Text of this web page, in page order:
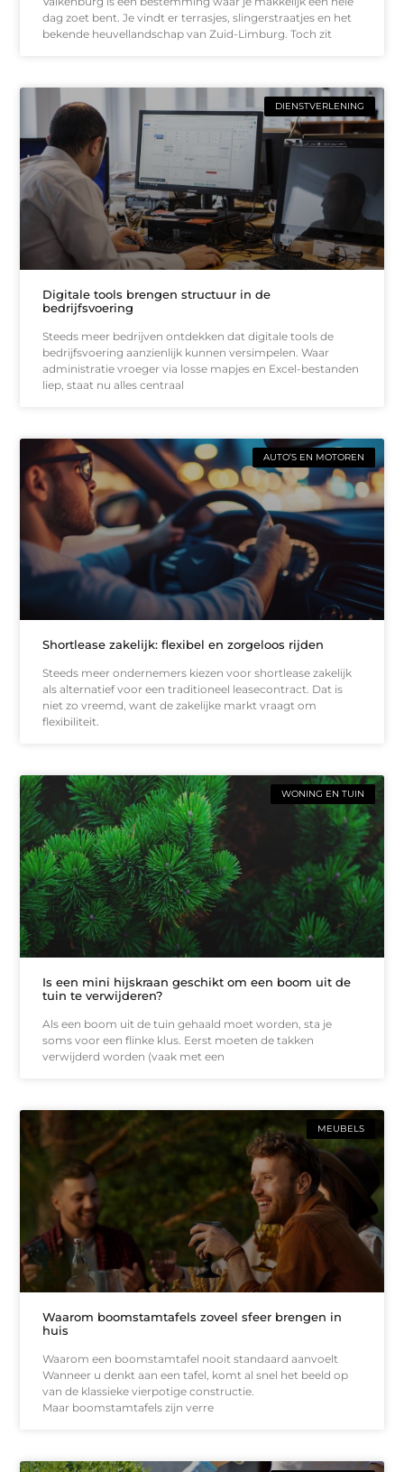
dag zoet bent. Je vindt er terrasjes, slingerstraatjes en het
bekende heuvellandschap van Zuid-Limburg. Toch zit
DIENSTVERLENING
Digitale tools brengen structuur in de
bedrijfsvoering
Steeds meer bedrijven ontdekken dat digitale tools de
bedrijfsvoering aanzienlijk kunnen versimpelen. Waar
administratie vroeger via losse mapjes en Excel-bestanden
liep, staat nu alles centraal
AUTO’S EN MOTOREN
Shortlease zakelijk: flexibel en zorgeloos rijden
Steeds meer ondernemers kiezen voor shortlease zakelijk
als alternatief voor een traditioneel leasecontract. Dat is
niet zo vreemd, want de zakelijke markt vraagt om
flexibiliteit.
WONING EN TUIN
Is een mini hijskraan geschikt om een boom uit de
tuin te verwijderen?
Als een boom uit de tuin gehaald moet worden, sta je
soms voor een flinke klus. Eerst moeten de takken
verwijderd worden (vaak met een
MEUBELS
Waarom boomstamtafels zoveel sfeer brengen in
huis
Waarom een boomstamtafel nooit standaard aanvoelt
Wanneer u denkt aan een tafel, komt al snel het beeld op
van de klassieke vierpotige constructie.
Maar boomstamtafels zijn verre